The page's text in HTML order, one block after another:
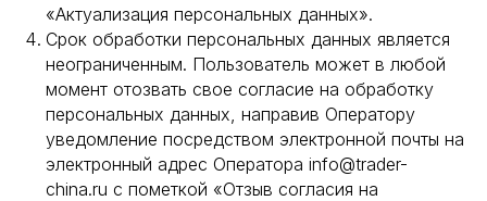
«Актуализация персональных данных».
Срок обработки персональных данных является
неограниченным. Пользователь может в любой
момент отозвать свое согласие на обработку
персональных данных, направив Оператору
уведомление посредством электронной почты на
электронный адрес Оператора info@trader-
china.ru с пометкой «Отзыв согласия на